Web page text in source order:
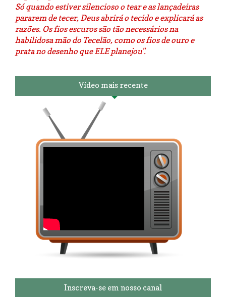
Só quando estiver silencioso o tear e as lançadeiras
pararem de tecer, Deus abrirá o tecido e explicará as
razões. Os fios escuros são tão necessários na
habilidosa mão do Tecelão, como os fios de ouro e
prata no desenho que ELE planejou".
Vídeo mais recente
Inscreva-se em nosso canal